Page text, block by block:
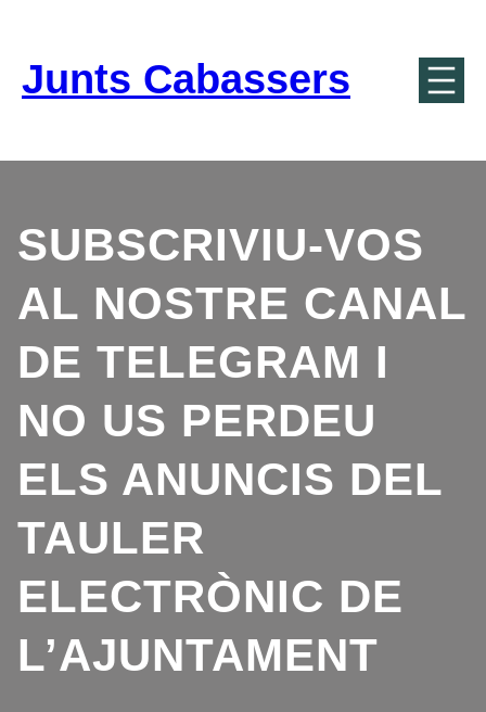
contingut
Junts Cabassers
SUBSCRIVIU-VOS
AL NOSTRE CANAL
DE TELEGRAM I
NO US PERDEU
ELS ANUNCIS DEL
TAULER
ELECTRÒNIC DE
L’AJUNTAMENT